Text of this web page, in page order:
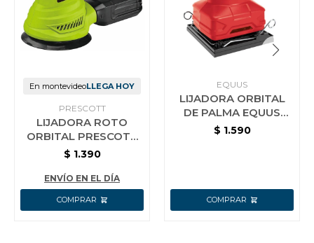
En montevideoLLEGA HOY
PRESCOTT
LIJADORA ROTO
ORBITAL PRESCOTT
350W 125MM
$ 1.390
ENVÍO EN EL DÍA
EQUUS
LIJADORA ORBITAL
DE PALMA EQUUS
200W
$ 1.590